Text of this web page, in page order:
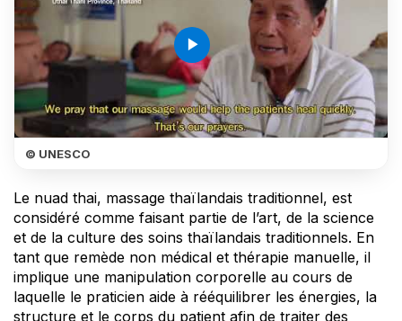
play_arrow
© UNESCO
Le nuad thai, massage thaïlandais traditionnel, est
considéré comme faisant partie de l’art, de la science
et de la culture des soins thaïlandais traditionnels. En
tant que remède non médical et thérapie manuelle, il
implique une manipulation corporelle au cours de
laquelle le praticien aide à rééquilibrer les énergies, la
structure et le corps du patient afin de traiter des